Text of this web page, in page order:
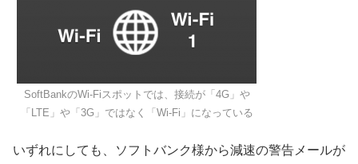
SoftBankのWi-Fiスポットでは、接続が「4G」や
「LTE」や「3G」ではなく「Wi-Fi」になっている
いずれにしても、ソフトバンク様から減速の警告メールが